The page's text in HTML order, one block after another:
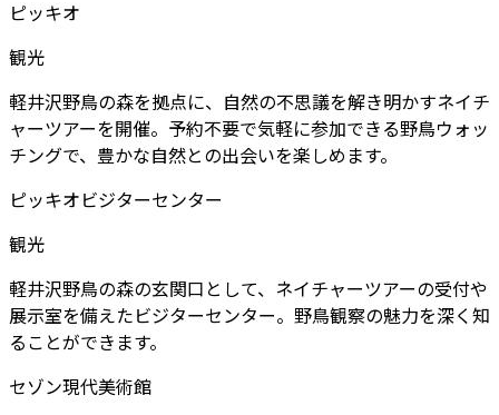
ピッキオ
観光
軽井沢野鳥の森を拠点に、自然の不思議を解き明かすネイチ
ャーツアーを開催。予約不要で気軽に参加できる野鳥ウォッ
チングで、豊かな自然との出会いを楽しめます。
ピッキオビジターセンター
観光
軽井沢野鳥の森の玄関口として、ネイチャーツアーの受付や
展示室を備えたビジターセンター。野鳥観察の魅力を深く知
ることができます。
セゾン現代美術館